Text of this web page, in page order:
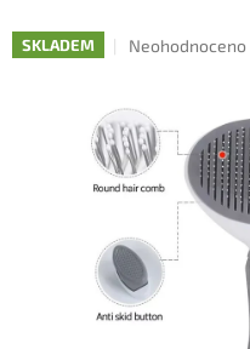
SKLADEM
Průměrné
je
0,0
z
5
hvězdiček.
Neohodnoceno